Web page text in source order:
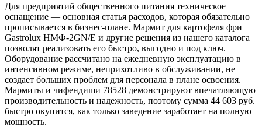
Для предприятий общественного питания техническое
оснащение — основная статья расходов, которая обязательно
прописывается в бизнес-плане. Мармит для картофеля фри
Gastrolux НМФ-2GN/Е и другие решения из нашего каталога
позволят реализовать его быстро, выгодно и под ключ.
Оборудование рассчитано на ежедневную эксплуатацию в
интенсивном режиме, неприхотливо в обслуживании, не
создает больших проблем для персонала в плане освоения.
Мармиты и чифендиши 78528 демонстрируют впечатляющую
производительность и надежность, поэтому сумма 44 603 руб.
быстро окупится, как только заведение заработает на полную
мощность.